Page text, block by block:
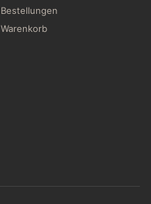
Bestellungen
Warenkorb